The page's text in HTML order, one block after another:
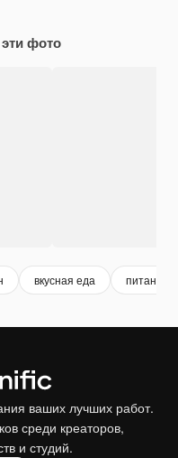
фото
вкусная еда питание
ваших лучших работ.
среди креаторов,
и студий.